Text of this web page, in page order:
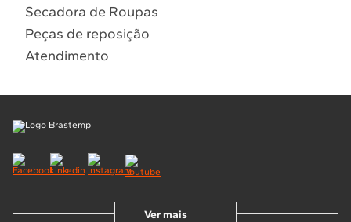
Secadora de Roupas
Peças de reposição
Atendimento
Ver mais